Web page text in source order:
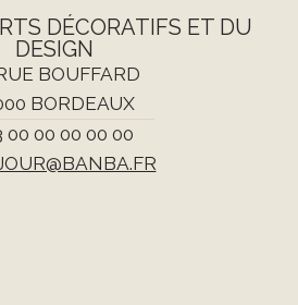
DÉCORATIFS ET DU
DESIGN
BOUFFARD
BORDEAUX
00 00 00 00 00